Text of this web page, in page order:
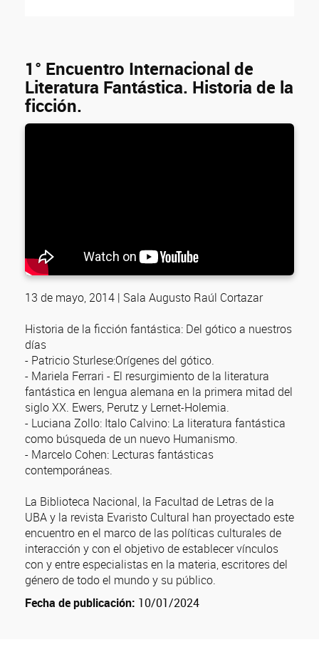
1° Encuentro Internacional de
Literatura Fantástica. Historia de la
ficción.
13 de mayo, 2014 | Sala Augusto Raúl Cortazar
Historia de la ficción fantástica: Del gótico a nuestros
días
- Patricio Sturlese:Orígenes del gótico.
- Mariela Ferrari - El resurgimiento de la literatura
fantástica en lengua alemana en la primera mitad del
siglo XX. Ewers, Perutz y Lernet-Holemia.
- Luciana Zollo: Italo Calvino: La literatura fantástica
como búsqueda de un nuevo Humanismo.
- Marcelo Cohen: Lecturas fantásticas
contemporáneas.
La Biblioteca Nacional, la Facultad de Letras de la
UBA y la revista Evaristo Cultural han proyectado este
encuentro en el marco de las políticas culturales de
interacción y con el objetivo de establecer vínculos
con y entre especialistas en la materia, escritores del
género de todo el mundo y su público.
Fecha de publicación: 10/01/2024